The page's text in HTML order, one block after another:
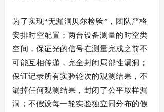
为了实现“无漏洞贝尔检验”， 团队严格
安排时空配置 ：两台设备测量的时空类
空间，保证光的信号在测量完成之前不
可能互相传递，完全封闭局部性漏洞；
保证记录所有实验轮次的观测结果，不
漏掉任何观测结果，封闭了公平取样漏
洞；不假设每一轮实验独立同分布的假